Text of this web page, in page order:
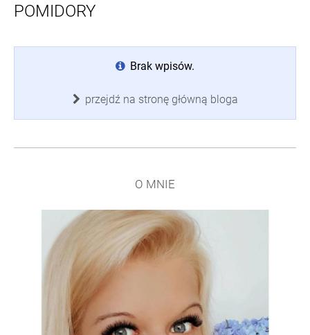
POMIDORY
Brak wpisów.
przejdź na stronę główną bloga
O MNIE